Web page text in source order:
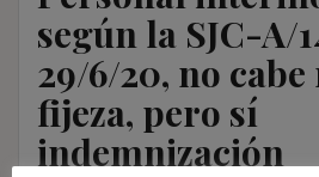
según la SJC-A/
29/6/20, no
fijeza, pero sí
indemnización